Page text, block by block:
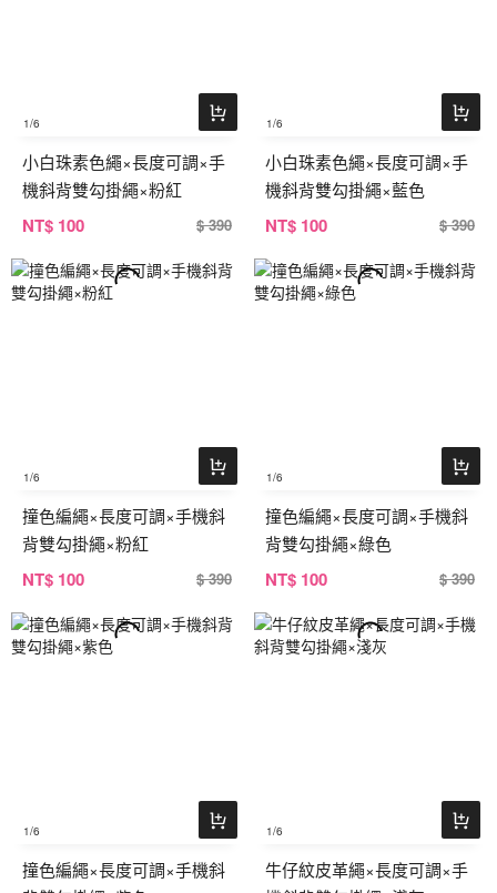
1/6
小白珠素色繩×長度可調×手
機斜背雙勾掛繩×粉紅
NT$ 100 $ 390
1/6
小白珠素色繩×長度可調×手
機斜背雙勾掛繩×藍色
NT$ 100 $ 390
1/6
撞色編繩×長度可調×手機斜
背雙勾掛繩×粉紅
NT$ 100 $ 390
1/6
撞色編繩×長度可調×手機斜
背雙勾掛繩×綠色
NT$ 100 $ 390
1/6
撞色編繩×長度可調×手機斜
1/6
牛仔紋皮革繩×長度可調×手